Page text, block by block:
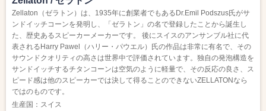
Zellaton（ゼラトン）は、1935年に創業者でもあるDr.Emil Podszus氏がサ
ンドイッチコーンを発明し、「ゼラトン」の名で登録したことから誕生し
た、歴史あるスピーカーメーカーです。 後にスイスのアンサンブル社に代
表されるHarry Pawel（ハリー・パウエル）氏の作品は非常に有名で、その
サウンドクオリティの高さは世界中で評価されています。独自の発泡構造を
サンドイッチするチタンコーンは空気のように軽量で、その反応の良さ、ス
ピード感は他のスピーカーでは決して得ることのできないZELLATONなら
ではのものです。
生産国：スイス